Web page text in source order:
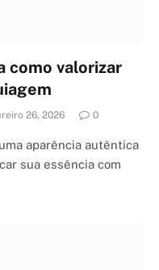
como valorizar
26, 2026 0
aparência autêntica
sua essência com